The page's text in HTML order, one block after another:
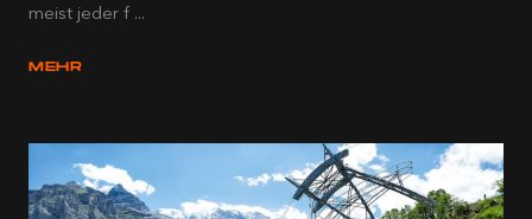
meist jeder f ...
MEHR